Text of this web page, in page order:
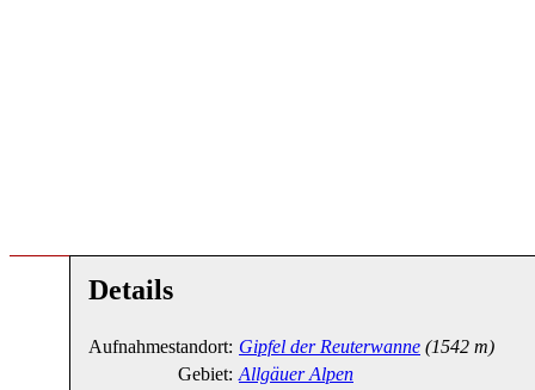
Details
Aufnahmestandort: Gipfel der Reuterwanne (1542 m)
Gebiet: Allgäuer Alpen